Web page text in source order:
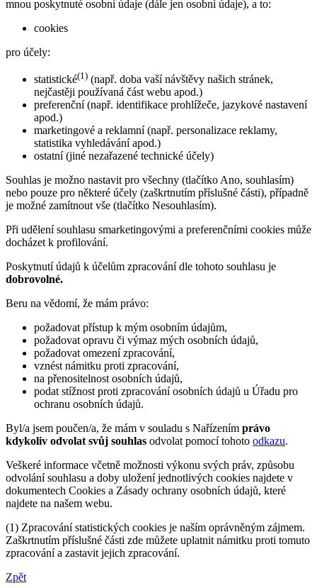
mnou poskytnuté osobní údaje (dále jen osobní údaje), a to:
cookies
pro účely:
statistické(1) (např. doba vaší návštěvy našich stránek,
nejčastěji používaná část webu apod.)
preferenční (např. identifikace prohlížeče, jazykové nastavení
apod.)
marketingové a reklamní (např. personalizace reklamy,
statistika vyhledávání apod.)
ostatní (jiné nezařazené technické účely)
Souhlas je možno nastavit pro všechny (tlačítko Ano, souhlasím)
nebo pouze pro některé účely (zaškrtnutím příslušné části), případně
je možné zamítnout vše (tlačítko Nesouhlasím).
Při udělení souhlasu smarketingovými a preferenčními cookies může
docházet k profilování.
Poskytnutí údajů k účelům zpracování dle tohoto souhlasu je
dobrovolné.
Beru na vědomí, že mám právo:
požadovat přístup k mým osobním údajům,
požadovat opravu či výmaz mých osobních údajů,
požadovat omezení zpracování,
vznést námitku proti zpracování,
na přenositelnost osobních údajů,
podat stížnost proti zpracování osobních údajů u Úřadu pro
ochranu osobních údajů.
Byl/a jsem poučen/a, že mám v souladu s Nařízením právo
kdykoliv odvolat svůj souhlas odvolat pomocí tohoto odkazu.
Veškeré informace včetně možnosti výkonu svých práv, způsobu
odvolání souhlasu a doby uložení jednotlivých cookies najdete v
dokumentech Cookies a Zásady ochrany osobních údajů, které
najdete na našem webu.
(1) Zpracování statistických cookies je naším oprávněným zájmem.
Zaškrtnutím příslušné části zde můžete uplatnit námitku proti tomuto
zpracování a zastavit jejich zpracování.
Zpět